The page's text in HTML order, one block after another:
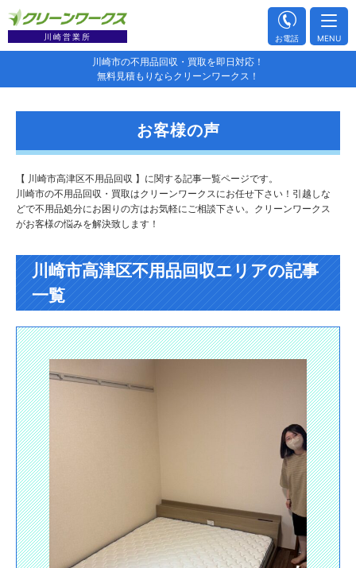
川崎市の不用品回収・買取を即日対応！
無料見積もりならクリーンワークス！
川崎営業所 お電話 MENU
お客様の声
【 川崎市高津区不用品回収 】に関する記事一覧ページです。
川崎市の不用品回収・買取はクリーンワークスにお任せ下さい！引越しな
どで不用品処分にお困りの方はお気軽にご相談下さい。クリーンワークス
がお客様の悩みを解決致します！
川崎市高津区不用品回収エリアの記事
一覧